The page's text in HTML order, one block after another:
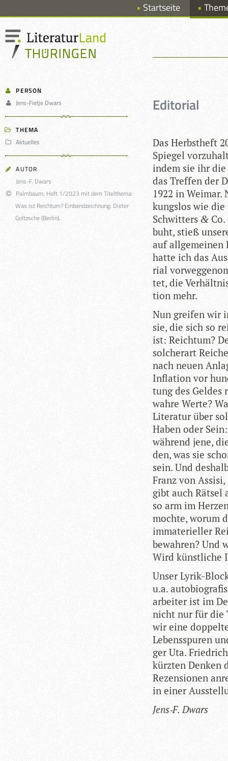
Startseite
PERSON
Jens-Fietje Dwars
THEMA
Aktuelles
AUTOR
Jens-F. Dwars
Palmbaum, Heft 1/2023 mit dem Titelthema:
Was ist Reichtum? Einbandzeichnung: Dieter
Goltzsche (Berlin).
Editorial
Das Herbst­heft
Spie­gel
indem sie ihr
das Tref­fen der
1922 in
kungs­los wie die
Schwit­ters &Co.
buht, stieß
auf all­ge­mei­nen
hatte ich das
rial
tet, die
tion mehr.
Nun grei­fen wir
sie, die sich so
ist: Reich­tum?
sol­cher­art
nach neuen
Infla­tion vor
tung des Gel­des
wahre Werte?
Lite­ra­tur über
Haben oder
wäh­rend jene,
den, was sie
sein. Und
Franz von
gibt auch Rät­sel
so arm im
mochte, worum
imma­te­ri­el­ler
bewah­ren? Und
Wird künst­li­che
Unser Lyrik-
u.a.
ar­bei­ter ist im
nicht nur für die
wir eine
Lebens­spu­ren
ger Uta.
kürz­ten Den­ken
Rezen­sio­nen
in einer
Jens‑F. Dwars